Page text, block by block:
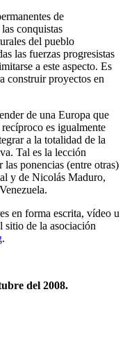
de
conquistas
del pueblo
las fuerzas progresistas
a este aspecto. Es
construir proyectos en
de una Europa que
es igualmente
a la totalidad de la
Tal es la lección
ponencias (entre otras)
y de Nicolás Maduro,
en forma escrita, vídeo u
sitio de la asociación
.
del 2008.